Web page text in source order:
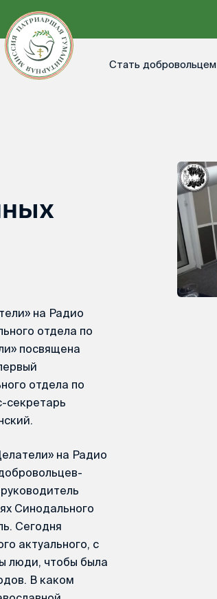
Стать добровольцем
на Радио
отдела по
посвящена
отдела по
секретарь
на Радио
Синодального
Сегодня
актуального, с
люди, чтобы была
В каком